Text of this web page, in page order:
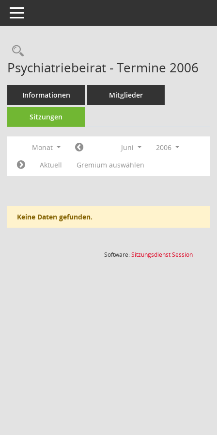
Toggle navigation
Rechercheauswahl
Psychiatriebeirat - Termine 2006
Informationen Mitglieder
Sitzungen
Monat Juni
2006
Aktuell
Gremium auswählen
Keine Daten gefunden.
Software:SitzungsdienstSession(Wird in